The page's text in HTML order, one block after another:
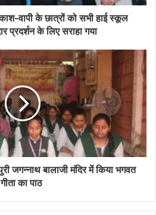
वापी के छात्रों को सभी हाई स्कूल
प्रदर्शन के लिए सराहा गया
जगन्नाथ बालाजी मंदिर में किया भगवत
गीता का पाठ